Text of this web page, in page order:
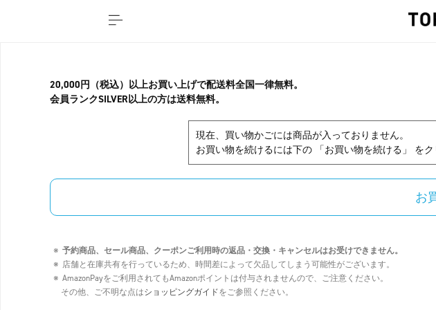
20,000円（税込）以上お買い上げで配送料全国一律無料。
会員ランクSILVER以上の方は送料無料。
現在、買い物かごには商品が入っておりません。
お買い物を続けるには下の 「お買い物を続ける」 をク
予約商品、セール商品、クーポンご利用時の返品・交換・キャンセルはお受けできません。
店舗と在庫共有を行っているため、時間差によって欠品してしまう可能性がございます。
AmazonPayをご利用されてもAmazonポイントは付与されませんので、ご注意ください。
その他、ご不明な点はショッピングガイドをご参照ください。